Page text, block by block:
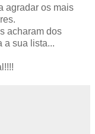
agradar os mais
acharam dos
a sua lista...